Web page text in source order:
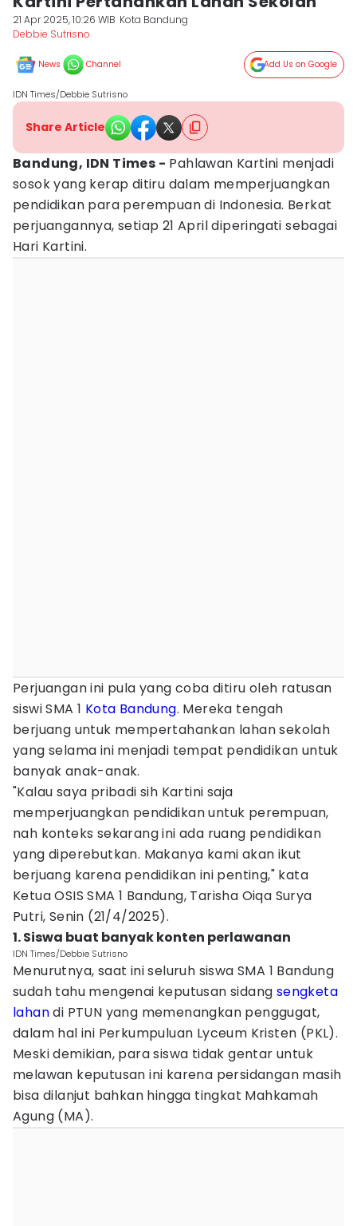
21 Apr 2025, 10:26 WIB Kota Bandung
Debbie Sutrisno
News Channel Add Us on Google
IDN Times/Debbie Sutrisno
Share Article
Bandung, IDN Times - Pahlawan Kartini menjadi
sosok yang kerap ditiru dalam memperjuangkan
pendidikan para perempuan di Indonesia. Berkat
perjuangannya, setiap 21 April diperingati sebagai
Hari Kartini.
Perjuangan ini pula yang coba ditiru oleh ratusan
siswi SMA 1 Kota Bandung. Mereka tengah
berjuang untuk mempertahankan lahan sekolah
yang selama ini menjadi tempat pendidikan untuk
banyak anak-anak.
"Kalau saya pribadi sih Kartini saja
memperjuangkan pendidikan untuk perempuan,
nah konteks sekarang ini ada ruang pendidikan
yang diperebutkan. Makanya kami akan ikut
berjuang karena pendidikan ini penting," kata
Ketua OSIS SMA 1 Bandung, Tarisha Oiqa Surya
Putri, Senin (21/4/2025).
1. Siswa buat banyak konten perlawanan
IDN Times/Debbie Sutrisno
Menurutnya, saat ini seluruh siswa SMA 1 Bandung
sudah tahu mengenai keputusan sidang sengketa
lahandi PTUN yang memenangkan penggugat,
dalam hal ini Perkumpuluan Lyceum Kristen (PKL).
Meski demikian, para siswa tidak gentar untuk
melawan keputusan ini karena persidangan masih
bisa dilanjut bahkan hingga tingkat Mahkamah
Agung (MA).